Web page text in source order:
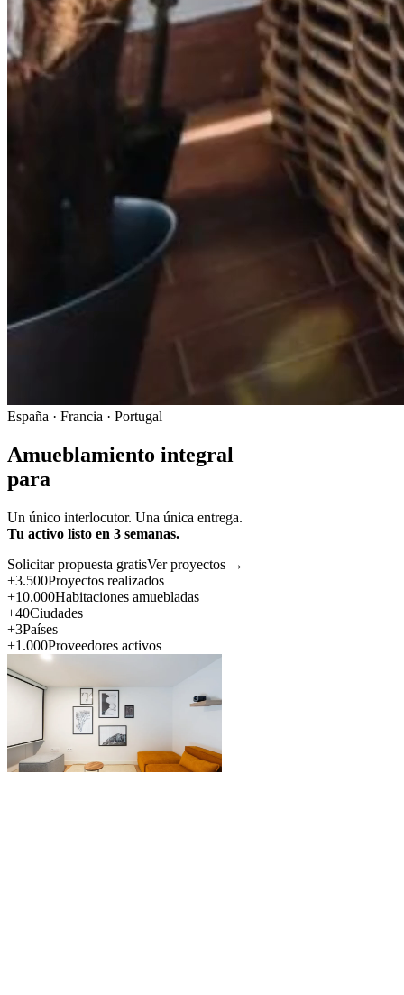
España · Francia · Portugal
Amueblamiento integral
para
Un único interlocutor. Una única entrega.
Tu activo listo en 3 semanas.
Solicitar propuesta gratisVer proyectos →
+3.500Proyectos realizados
+10.000Habitaciones amuebladas
+40Ciudades
+3Países
+1.000Proveedores activos